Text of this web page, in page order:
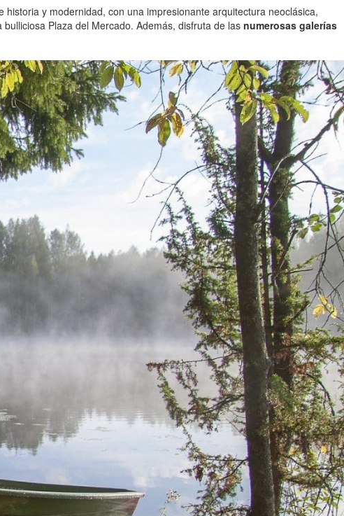
y modernidad, con una impresionante arquitectura neoclásica,
Plaza del Mercado. Además, disfruta de las numerosas galerías